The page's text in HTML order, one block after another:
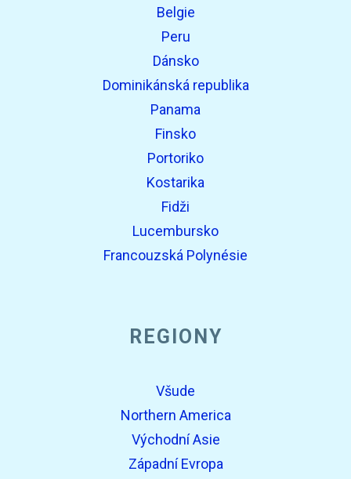
Belgie
Peru
Dánsko
Dominikánská republika
Panama
Finsko
Portoriko
Kostarika
Fidži
Lucembursko
Francouzská Polynésie
REGIONY
Všude
Northern America
Východní Asie
Západní Evropa